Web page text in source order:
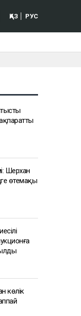
ҚАЗ РУС
Шерхан
өтемақы
көлік